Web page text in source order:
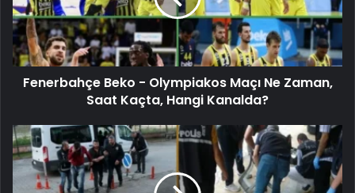
Fenerbahçe Beko - Olympiakos Maçı Ne Zaman,
Saat Kaçta, Hangi Kanalda?